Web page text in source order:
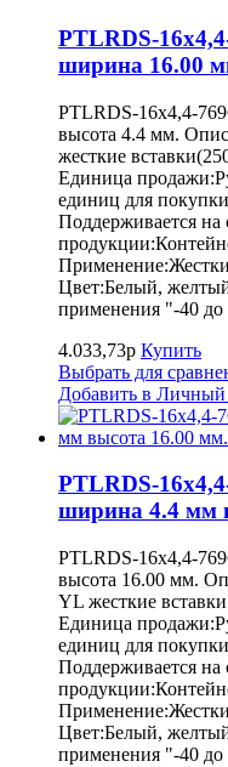
PTLRDS-
ширина 16.00
PTLRDS-16x4,4-
высота 4.4 мм.
жесткие
Единица
единиц для
Поддерживается на
Цвет:Белый,
применения "-40
4.033,73р Купить
Выбрать для
Добавить в Личный
PTLRDS-
ширина 4.4 мм
PTLRDS-16x4,4-
высота 16.00 мм.
YL жесткие
Единица
единиц для
Поддерживается на
Цвет:Белый,
применения "-40